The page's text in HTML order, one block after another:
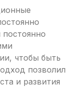
чтобы быть
позволил
и развития